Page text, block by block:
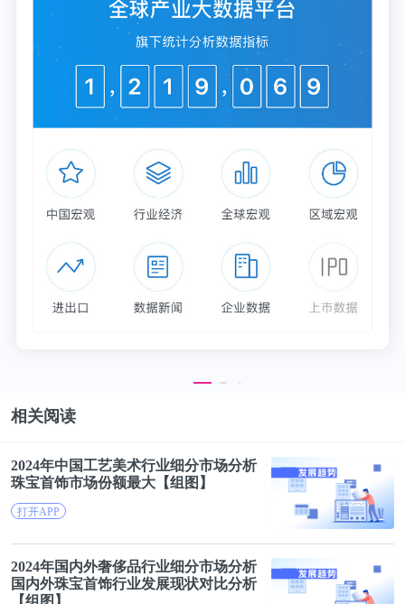
一种思维方式，扩展思路，在今天的场景里创建一个
较为适合创业公司的方法或者体系。如果直接照搬大
厂的经验来做决策，是非常危险的。
因此，创业公司需要人才知其然而且知其所以然的能
力。“知其所以然”意味着，一个人即使不曾参与一个
好的体系从0到1创建的过程，但他仍然理解为什么这
个体系是这个样子，建立过程中有什么逻辑。
从知其然到知其所以然，即延展性，意味着这个人有
学习能力，有好奇心，能看到事物变化发展的背景，
▍文化的适配性
第三，文化的适配性也比较重要。
创业公司在不同的阶段，对文化的定义是不一样的。
创业早期，公司的文化就是创始人、创始团队营造的
文化。
相关阅读
2024年中国工艺美术行业细分市场分析
珠宝首饰市场份额最大【组图】
打开APP
2024年国内外奢侈品行业细分市场分析
国内外珠宝首饰行业发展现状对比分析
【组图】